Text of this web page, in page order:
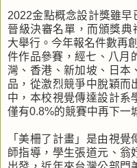
2022金點概念設計獎雖
晉級決審名單，而頒獎
大舉行。今年報名件數再
件作品參賽，經七、八月
灣、香港、新加坡、日本
品，從激烈競爭中脫穎而
中，本校視覺傳達設計系
僅有0.8%的競賽中再下一
「美柵了計畫」是由視
師指導，學生張道元、翁